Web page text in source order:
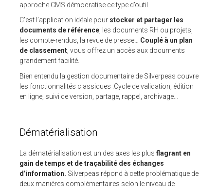
approche CMS démocratise ce type d’outil.
C’est l’application idéale pour stocker et partager les
documents de référence , les documents RH ou projets,
les compte-rendus, la revue de presse… Couplé à un plan
de classement , vous offrez un accès aux documents
grandement facilité.
Bien entendu la gestion documentaire de Silverpeas couvre
les fonctionnalités classiques :Cycle de validation, édition
en ligne, suivi de version, partage, rappel, archivage…
Dématérialisation
La dématérialisation est un des axes les plusflagrant en
gain de temps et de traçabilité des échanges
d’information. Silverpeas répond à cette problématique de
deux manières complémentaires selon le niveau de